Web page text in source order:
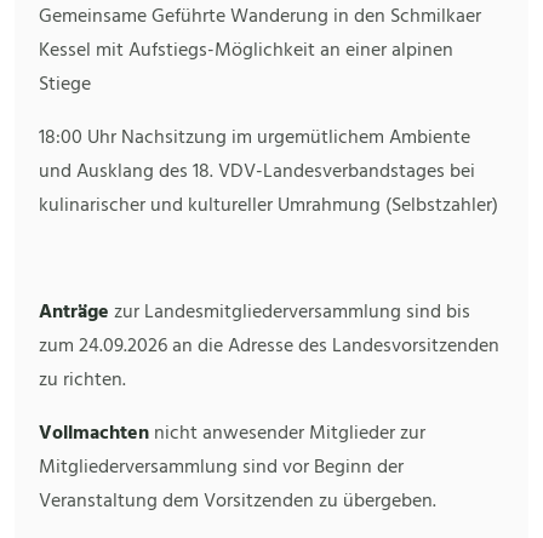
Gemeinsame Geführte Wanderung in den Schmilkaer
Kessel mit Aufstiegs-Möglichkeit an einer alpinen
Stiege
18:00 Uhr Nachsitzung im urgemütlichem Ambiente
und Ausklang des 18. VDV-Landesverbandstages bei
kulinarischer und kultureller Umrahmung (Selbstzahler)
Anträgezur Landesmitgliederversammlung sind bis
zum 24.09.2026 an die Adresse des Landesvorsitzenden
zu richten.
Vollmachtennicht anwesender Mitglieder zur
Mitgliederversammlung sind vor Beginn der
Veranstaltung dem Vorsitzenden zu übergeben.